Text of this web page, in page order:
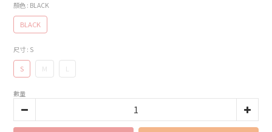
顏色 : BLACK
BLACK
尺寸 : S
S M L
數量